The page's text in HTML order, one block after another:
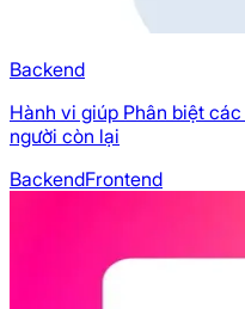
Backend
Hành vi giúp Phân biệt
người còn lại
BackendFrontend